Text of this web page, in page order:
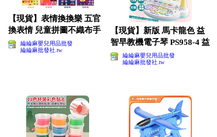
【現貨】表情換換樂 五官
換表情 兒童拼圖不織布手
工材料包 變臉
綸綸麻嬰兒用品批發
綸綸麻批發社.tw
【現貨】新版 馬卡龍色 益
智早教機電子琴 PS958-4 益
智音樂琴嬰
綸綸麻嬰兒用品批發
綸綸麻批發社.tw